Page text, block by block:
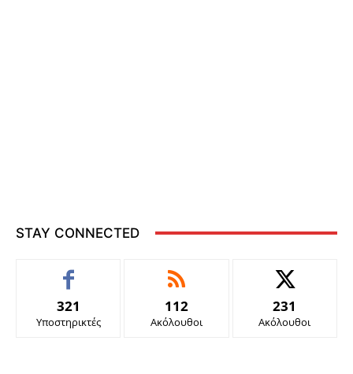
STAY CONNECTED
321
Υποστηρικτές
112
Ακόλουθοι
231
Ακόλουθοι